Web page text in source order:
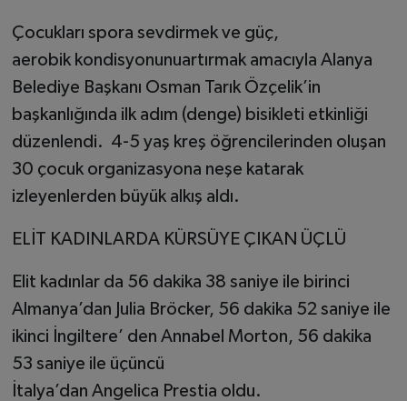
Çocukları spora sevdirmek ve güç,
aerobik kondisyonunuartırmak amacıyla Alanya
Belediye Başkanı Osman Tarık Özçelik’in
başkanlığında ilk adım (denge) bisikleti etkinliği
düzenlendi. 4-5 yaş kreş öğrencilerinden oluşan
30 çocuk organizasyona neşe katarak
izleyenlerden büyük alkış aldı.
ELİT KADINLARDA KÜRSÜYE ÇIKAN ÜÇLÜ
Elit kadınlar da 56 dakika 38 saniye ile birinci
Almanya’dan Julia Bröcker, 56 dakika 52 saniye ile
ikinci İngiltere’ den Annabel Morton, 56 dakika
53 saniye ile üçüncü
İtalya’dan Angelica Prestia oldu.